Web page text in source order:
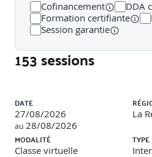
● Présentation des outils :
Lighthouse, RGAA tests (0h45)
VoiceOver mobile) (0h45)
● Grille RGAA de validation
de l’analyse (0h30)
● Atelier : audit manuel d’un
Cofinancement
DDA
Formation certifiante
Session garantie
153 sessions
DATE
27/08/2026
au 28/08/2026
La
MODALITÉ
Classe virtuelle
TYPE
Inter